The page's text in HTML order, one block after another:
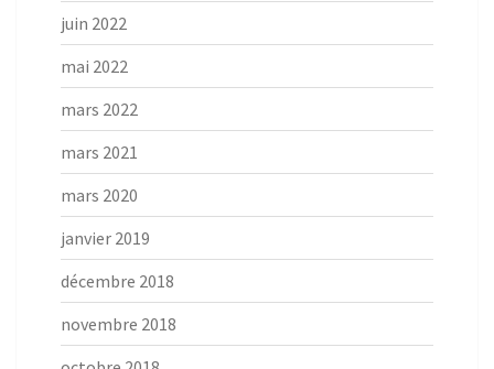
juin 2022
mai 2022
mars 2022
mars 2021
mars 2020
janvier 2019
décembre 2018
novembre 2018